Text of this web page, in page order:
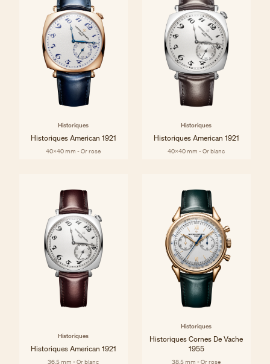
Historiques
Historiques American 1921
40x40 mm - Or rose
Historiques
Historiques American 1921
40x40 mm - Or blanc
Historiques
Historiques American 1921
36,5 mm - Or blanc
Historiques
Historiques Cornes De Vache
1955
38.5 mm - Or rose